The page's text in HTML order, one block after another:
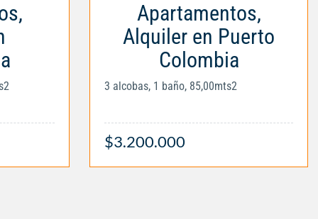
Apartamentos,
Alquiler en Puerto
Colombia
3 alcobas, 1 baño, 85,00mts2
$3.200.000